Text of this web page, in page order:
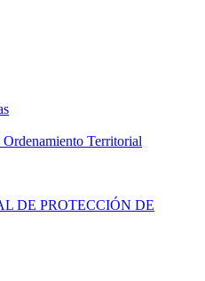
Territorial
DE PROTECCIÓN DE